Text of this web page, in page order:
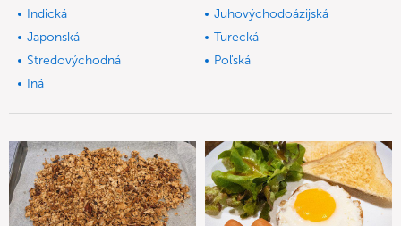
Indická
Juhovýchodoázijská
Japonská
Turecká
Stredovýchodná
Poľská
Iná